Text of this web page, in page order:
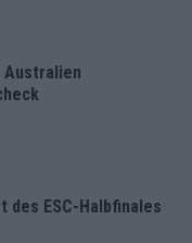
Australien
ESC-Halbfinales